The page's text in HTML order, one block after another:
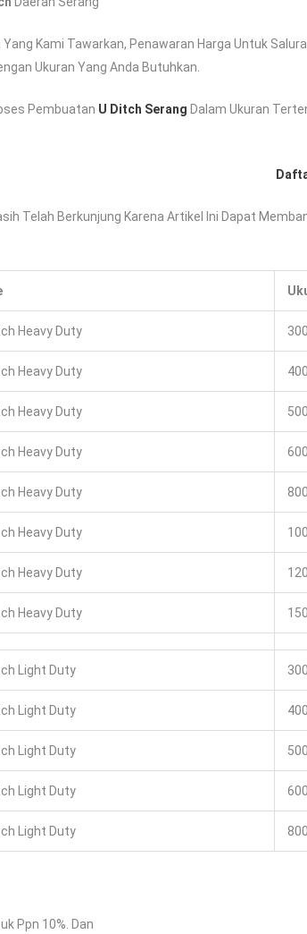
Yang Kami Tawarkan, Penawaran Harga Untuk
Ukuran Yang Anda Butuhkan.
Pembuatan U Ditch Serang Dalam Ukuran
Telah Berkunjung Karena Artikel Ini Dapat
Heavy Duty
Heavy Duty
Heavy Duty
Heavy Duty
Heavy Duty
Heavy Duty
Heavy Duty
Heavy Duty
Light Duty
Light Duty
Light Duty
Light Duty
Light Duty
Ppn 10%. Dan